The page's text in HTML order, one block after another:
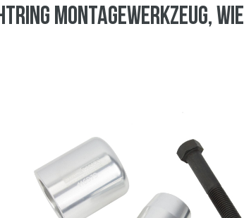
Montagewerkzeug, wie